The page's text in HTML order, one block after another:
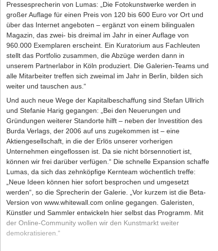
Pressesprecherin von Lumas: „Die Fotokunstwerke werden in
großer Auflage für einen Preis von 120 bis 600 Euro vor Ort und
über das Internet angeboten – ergänzt von einem bilingualen
Magazin, das zwei- bis dreimal im Jahr in einer Auflage von
960.000 Exemplaren erscheint. Ein Kuratorium aus Fachleuten
stellt das Portfolio zusammen, die Abzüge werden dann in
unserem Partnerlabor in Köln produziert. Die Galerien-Teams und
alle Mitarbeiter treffen sich zweimal im Jahr in Berlin, bilden sich
weiter und tauschen aus.“
Und auch neue Wege der Kapitalbeschaffung sind Stefan Ullrich
und Stefanie Harig gegangen: „Bei den Neuerungen und
Gründungen weiterer Standorte hilft – neben der Investition des
Burda Verlags, der 2006 auf uns zugekommen ist – eine
Aktiengesellschaft, in die der Erlös unserer vorherigen
Unternehmen eingeflossen ist. Da sie nicht börsennotiert ist,
können wir frei darüber verfügen.“ Die schnelle Expansion schaffe
Lumas, da sich das zehnköpfige Kernteam wöchentlich treffe:
„Neue Ideen können hier sofort besprochen und umgesetzt
werden“, so die Sprecherin der Galerie. „Vor kurzem ist die Beta-
Version von www.whitewall.com online gegangen. Galeristen,
Künstler und Sammler entwickeln hier selbst das Programm. Mit
der Online-Community wollen wir den Kunstmarkt weiter
demokratisieren.“